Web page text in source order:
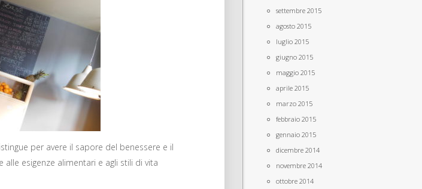
per avere il sapore del benessere e il
esigenze alimentari e agli stili di vita
settembre 2015
agosto 2015
luglio 2015
giugno 2015
maggio 2015
aprile 2015
marzo 2015
febbraio 2015
gennaio 2015
dicembre 2014
novembre 2014
ottobre 2014